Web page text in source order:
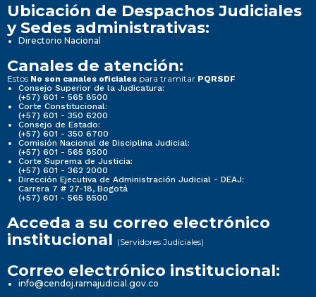
Ubicación de Despachos Judiciales
y Sedes administrativas:
Directorio Nacional
Canales de atención:
Estos No son canales oficiales para tramitar PQRSDF
Consejo Superior de la Judicatura:
(+57) 601 - 565 8500
Corte Constitucional:
(+57) 601 - 350 6200
Consejo de Estado:
(+57) 601 - 350 6700
Comisión Nacional de Disciplina Judicial:
(+57) 601 - 565 8500
Corte Suprema de Justicia:
(+57) 601 - 362 2000
Dirección Ejecutiva de Administración Judicial - DEAJ:
Carrera 7 # 27-18, Bogotá
(+57) 601 - 565 8500
Acceda a su correo electrónico
institucional (Servidores Judiciales)
Correo electrónico institucional:
info@cendoj.ramajudicial.gov.co